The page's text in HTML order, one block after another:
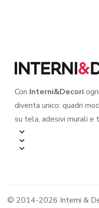
Con Interni&Decori
diventa unico: quadri
su tela, adesivi murali e
© 2014-2026 Interni &